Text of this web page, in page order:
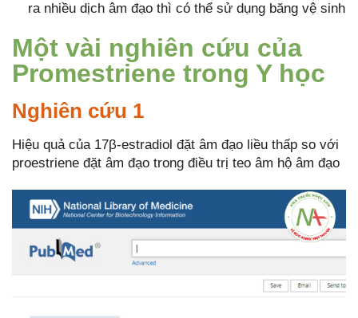
ra nhiều dịch âm đạo thì có thể sử dụng băng vệ sinh
Một vài nghiên cứu của
Promestriene trong Y học
Nghiên cứu 1
Hiệu quả của 17β-estradiol đặt âm đạo liều thấp so với
proestriene đặt âm đạo trong điều trị teo âm hộ âm đạo